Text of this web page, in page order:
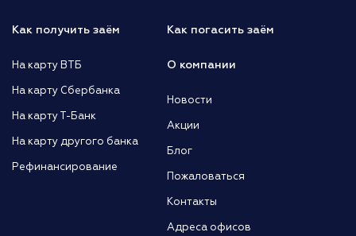
Как получить заём
На карту ВТБ
На карту Сбербанка
На карту Т-Банк
На карту другого банка
Рефинансирование
Как погасить заём
О компании
Новости
Акции
Блог
Пожаловаться
Контакты
Адреса офисов